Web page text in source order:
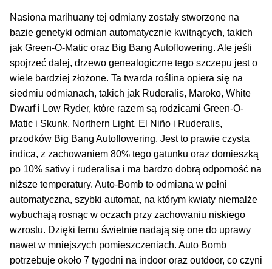
Informacje
Rozwiń
menu
Blog
Rozwiń
menu
GRATIS
PROMOCJA 500 Plus
Harmonogram Outdoor
Formy i Koszt Wysyłki
Odbiór Osobisty
Kontakt
Nasiona marihuany tej odmiany zostały stworzone na
bazie genetyki odmian automatycznie kwitnących, takich
jak Green-O-Matic oraz Big Bang Autoflowering. Ale jeśli
spojrzeć dalej, drzewo genealogiczne tego szczepu jest o
wiele bardziej złożone. Ta twarda roślina opiera się na
siedmiu odmianach, takich jak Ruderalis, Maroko, White
Dwarf i Low Ryder, które razem są rodzicami Green-O-
Matic i Skunk, Northern Light, El Niño i Ruderalis,
przodków Big Bang Autoflowering. Jest to prawie czysta
indica, z zachowaniem 80% tego gatunku oraz domieszką
po 10% sativy i ruderalisa i ma bardzo dobrą odporność na
niższe temperatury. Auto-Bomb to odmiana w pełni
automatyczna, szybki automat, na którym kwiaty niemalże
wybuchają rosnąc w oczach przy zachowaniu niskiego
wzrostu. Dzięki temu świetnie nadają się one do uprawy
nawet w mniejszych pomieszczeniach. Auto Bomb
potrzebuje około 7 tygodni na indoor oraz outdoor, co czyni